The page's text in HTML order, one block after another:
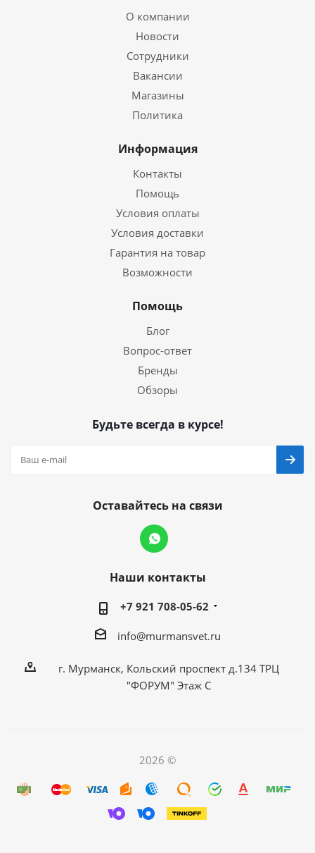
О компании
Новости
Сотрудники
Вакансии
Магазины
Политика
Информация
Контакты
Помощь
Условия оплаты
Условия доставки
Гарантия на товар
Возможности
Помощь
Блог
Вопрос-ответ
Бренды
Обзоры
Будьте всегда в курсе!
Оставайтесь на связи
Наши контакты
+7 921 708-05-62
info@murmansvet.ru
г. Мурманск, Кольский проспект д.134 ТРЦ
"ФОРУМ" Этаж С
2026 ©